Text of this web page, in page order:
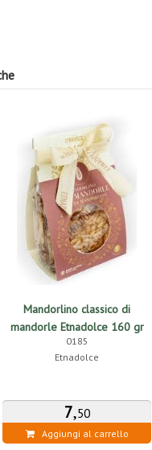
Mandorlino classico di
mandorle Etnadolce 160 gr
0185
Etnadolce
7,50
Aggiungi al carrello